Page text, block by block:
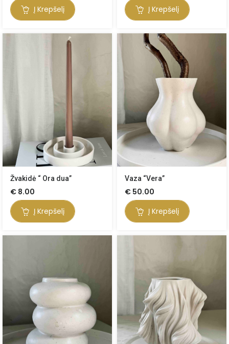
Į Krepšelį Į Krepšelį
Žvakidė “ Ora dua”
€ 8.00
Į Krepšelį
Vaza “Vera”
€ 50.00
Į Krepšelį